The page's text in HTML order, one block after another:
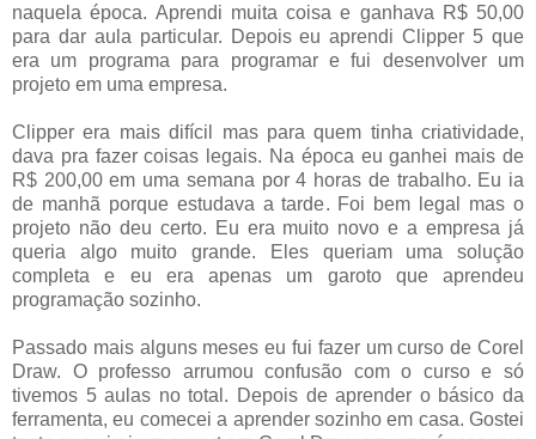
naquela época. Aprendi muita coisa e ganhava R$ 50,00
para dar aula particular. Depois eu aprendi Clipper 5 que
era um programa para programar e fui desenvolver um
projeto em uma empresa.
Clipper era mais difícil mas para quem tinha criatividade,
dava pra fazer coisas legais. Na época eu ganhei mais de
R$ 200,00 em uma semana por 4 horas de trabalho. Eu ia
de manhã porque estudava a tarde. Foi bem legal mas o
projeto não deu certo. Eu era muito novo e a empresa já
queria algo muito grande. Eles queriam uma solução
completa e eu era apenas um garoto que aprendeu
programação sozinho.
Passado mais alguns meses eu fui fazer um curso de Corel
Draw. O professo arrumou confusão com o curso e só
tivemos 5 aulas no total. Depois de aprender o básico da
ferramenta, eu comecei a aprender sozinho em casa. Gostei